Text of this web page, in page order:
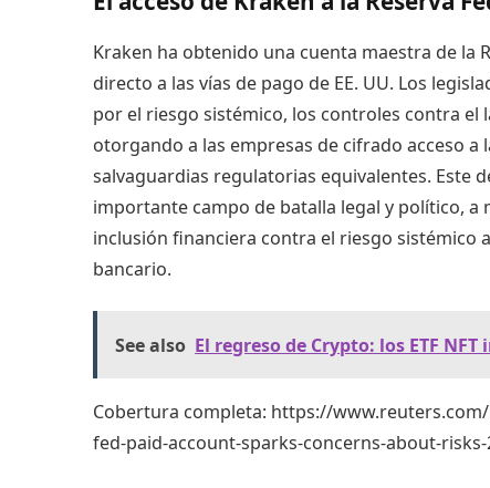
Kraken ha obtenido una cuenta maestra de la
directo a las vías de pago de EE. UU. Los
por el riesgo sistémico, los controles contra el
otorgando a las empresas de cifrado acceso
salvaguardias regulatorias equivalentes. Este
importante campo de batalla legal y político, a
inclusión financiera contra el riesgo sistémico
bancario.
See also El regreso de Crypto: los ETF
Cobertura completa: https://
fed-paid-account-sparks-concerns-about-risks-